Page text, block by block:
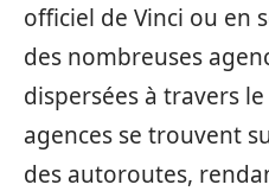
officiel de Vinci ou en
des nombreuses
dispersées à travers
agences se trouvent
des autoroutes,